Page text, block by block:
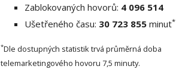
Zablokovaných hovorů: 4 096 514
Ušetřeného času: 30 723 855minut*
*Dle dostupných statistik trvá průměrná doba
telemarketingového hovoru 7,5 minuty.